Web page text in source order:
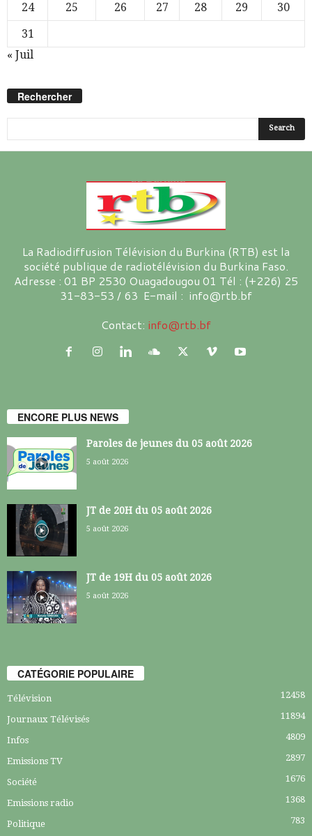
24
25 26 27 28 29
30
31
« Juil
Rechercher
La Radiodiffusion Télévision du Burkina (RTB) est la
société publique de radiotélévision du Burkina Faso.
Adresse : 01 BP 2530 Ouagadougou 01 Tél : (+226) 25
31-83-53 / 63 E-mail : info@rtb.bf
Contact: info@rtb.bf
ENCORE PLUS NEWS
Paroles de jeunes du 05 août 2026
5 août 2026
JT de 20H du 05 août 2026
5 août 2026
JT de 19H du 05 août 2026
5 août 2026
CATÉGORIE POPULAIRE
Télévision 12458
Journaux Télévisés 11894
Infos 4809
Emissions TV 2897
Société 1676
Emissions radio 1368
Politique 783